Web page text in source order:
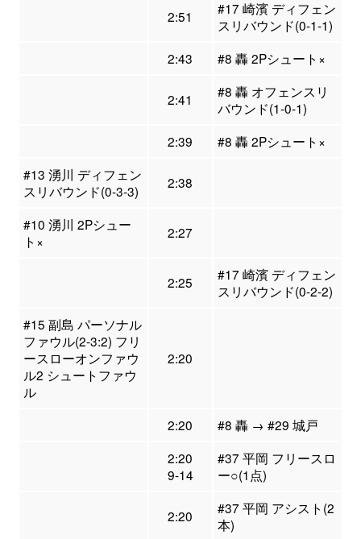
2:51
#17 崎濱 ディフェン
スリバウンド(0-1-1)
2:43
#8 轟 2Pシュート×
2:41
#8 轟 オフェンスリ
バウンド(1-0-1)
2:39
#8 轟 2Pシュート×
#13 湧川 ディフェン
スリバウンド(0-3-3)
2:38
#10 湧川 2Pシュー
ト×
2:27
2:25
#17 崎濱 ディフェン
スリバウンド(0-2-2)
#15 副島 パーソナル
ファウル(2-3:2) フリ
ースローオンファウ
ル2 シュートファウ
ル
2:20
2:20
#8 轟 → #29 城戸
2:20
9-14
#37 平岡 フリースロ
ー○(1点)
2:20
#37 平岡 アシスト(2
本)